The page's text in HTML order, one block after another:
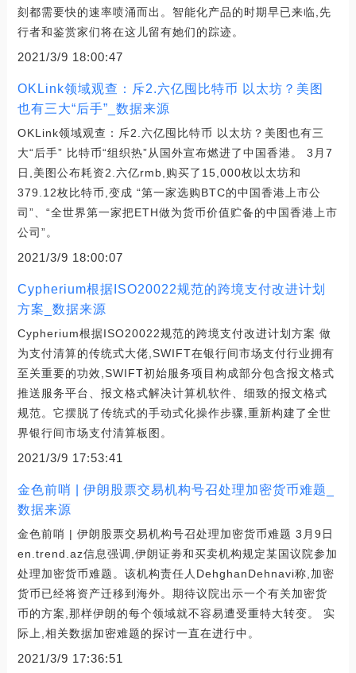
刻都需要快的速率喷涌而出。智能化产品的时期早已来临,先
行者和鉴赏家们将在这儿留有她们的踪迹。
2021/3/9 18:00:47
OKLink领域观查：斥2.六亿囤比特币 以太坊？美图
也有三大“后手”_数据来源
OKLink领域观查：斥2.六亿囤比特币 以太坊？美图也有三
大“后手” 比特币“组织热”从国外宣布燃进了中国香港。 3月7
日,美图公布耗资2.六亿rmb,购买了15,000枚以太坊和
379.12枚比特币,变成 “第一家选购BTC的中国香港上市公
司”、“全世界第一家把ETH做为货币价值贮备的中国香港上市
公司”。
2021/3/9 18:00:07
Cypherium根据ISO20022规范的跨境支付改进计划
方案_数据来源
Cypherium根据ISO20022规范的跨境支付改进计划方案 做
为支付清算的传统式大佬,SWIFT在银行间市场支付行业拥有
至关重要的功效,SWIFT初始服务项目构成部分包含报文格式
推送服务平台、报文格式解决计算机软件、细致的报文格式
规范。它摆脱了传统式的手动式化操作步骤,重新构建了全世
界银行间市场支付清算板图。
2021/3/9 17:53:41
金色前哨 | 伊朗股票交易机构号召处理加密货币难题_
数据来源
金色前哨 | 伊朗股票交易机构号召处理加密货币难题 3月9日
en.trend.az信息强调,伊朗证劵和买卖机构规定某国议院参加
处理加密货币难题。该机构责任人DehghanDehnavi称,加密
货币已经将资产迁移到海外。期待议院出示一个有关加密货
币的方案,那样伊朗的每个领域就不容易遭受重特大转变。 实
际上,相关数据加密难题的探讨一直在进行中。
2021/3/9 17:36:51